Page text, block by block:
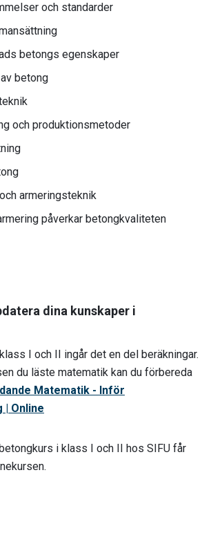
och standarder
betongs egenskaper
betong
och produktionsmetoder
armeringsteknik
påverkar betongkvaliteten
dina kunskaper i
I och II ingår det en del beräkningar.
du läste matematik kan du förbereda
Matematik - Inför
| Online
i klass I och II hos SIFU får